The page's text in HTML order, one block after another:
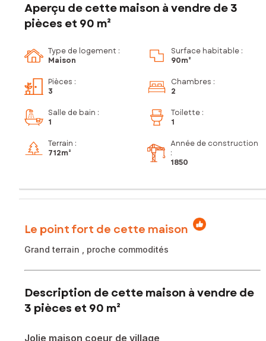
Aperçu de cette maison à vendre de 3
pièces et 90 m²
Type de logement :
Maison
Surface habitable :
90m²
Pièces :
3
Chambres :
2
Salle de bain :
1
Toilette :
1
Terrain :
712m²
Année de construction
:
1850
Le point fort de cette maison
Grand terrain , proche commodités
Description de cette maison à vendre de
3 pièces et 90 m²
Jolie maison coeur de village